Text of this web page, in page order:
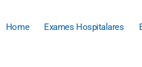
Home Exames Hospitalares